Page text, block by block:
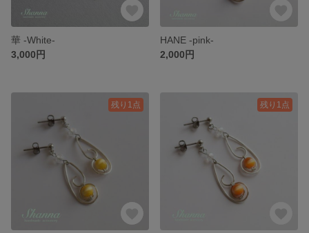
華 -White-
3,000円
HANE -pink-
2,000円
残り1点 残り1点